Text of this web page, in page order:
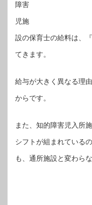
障害
児施
設の保育士の給料は、
てきます。
給与が大きく異なる理
からです。
また、知的障害児入所
シフトが組まれている
も、通所施設と変わら